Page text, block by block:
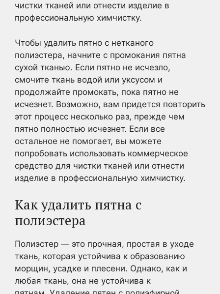
чистки тканей или отнести изделие в
профессиональную химчистку.
Чтобы удалить пятно с нетканого
полиэстера, начните с промокания пятна
сухой тканью. Если пятно не исчезло,
смочите ткань водой или уксусом и
продолжайте промокать, пока пятно не
исчезнет. Возможно, вам придется повторить
этот процесс несколько раз, прежде чем
пятно полностью исчезнет. Если все
остальное не помогает, вы можете
попробовать использовать коммерческое
средство для чистки тканей или отнести
изделие в профессиональную химчистку.
Как удалить пятна с
полиэстера
Полиэстер — это прочная, простая в уходе
ткань, которая устойчива к образованию
морщин, усадке и плесени. Однако, как и
любая ткань, она не устойчива к